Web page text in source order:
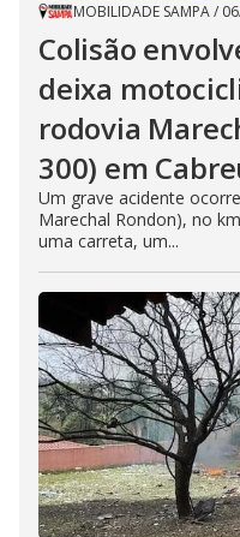
MOBILIDADE SAMPA/
Colisão
deixa
rodovia
300) em
Um grave acidente
Marechal Rondon), no
uma carreta, um...